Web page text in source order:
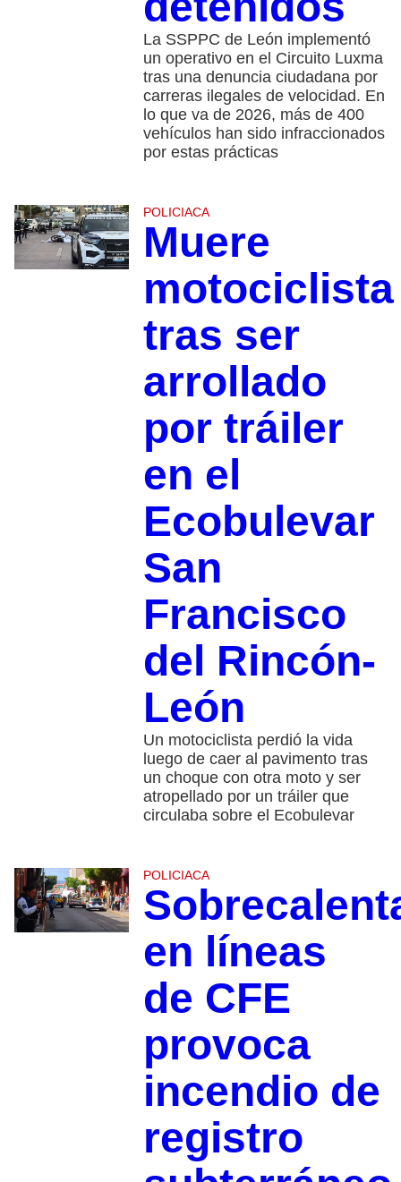
La SSPPC de León implementó
un operativo en el Circuito Luxma
tras una denuncia ciudadana por
carreras ilegales de velocidad. En
lo que va de 2026, más de 400
vehículos han sido infraccionados
por estas prácticas
POLICIACA
Muere
motociclista
tras ser
arrollado
por tráiler
en el
Ecobulevar
San
Francisco
del Rincón-
León
Un motociclista perdió la vida
luego de caer al pavimento tras
un choque con otra moto y ser
atropellado por un tráiler que
circulaba sobre el Ecobulevar
POLICIACA
en líneas
de CFE
provoca
incendio de
registro